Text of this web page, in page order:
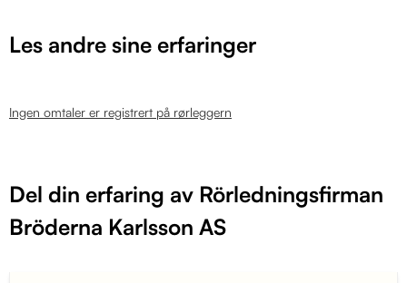
Les andre sine erfaringer
Ingen omtaler er registrert på rørleggern
Del din erfaring av Rörledningsfirman
Bröderna Karlsson AS